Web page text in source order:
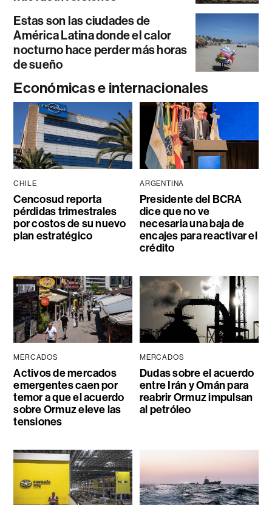
Estas son las ciudades de
América Latina donde el calor
nocturno hace perder más horas
de sueño
Económicas e internacionales
CHILE
Cencosud reporta
pérdidas trimestrales
por costos de su nuevo
plan estratégico
ARGENTINA
Presidente del BCRA
dice que no ve
necesaria una baja de
encajes para reactivar el
crédito
MERCADOS
Activos de mercados
emergentes caen por
temor a que el acuerdo
sobre Ormuz eleve las
tensiones
MERCADOS
Dudas sobre el acuerdo
entre Irán y Omán para
reabrir Ormuz impulsan
al petróleo